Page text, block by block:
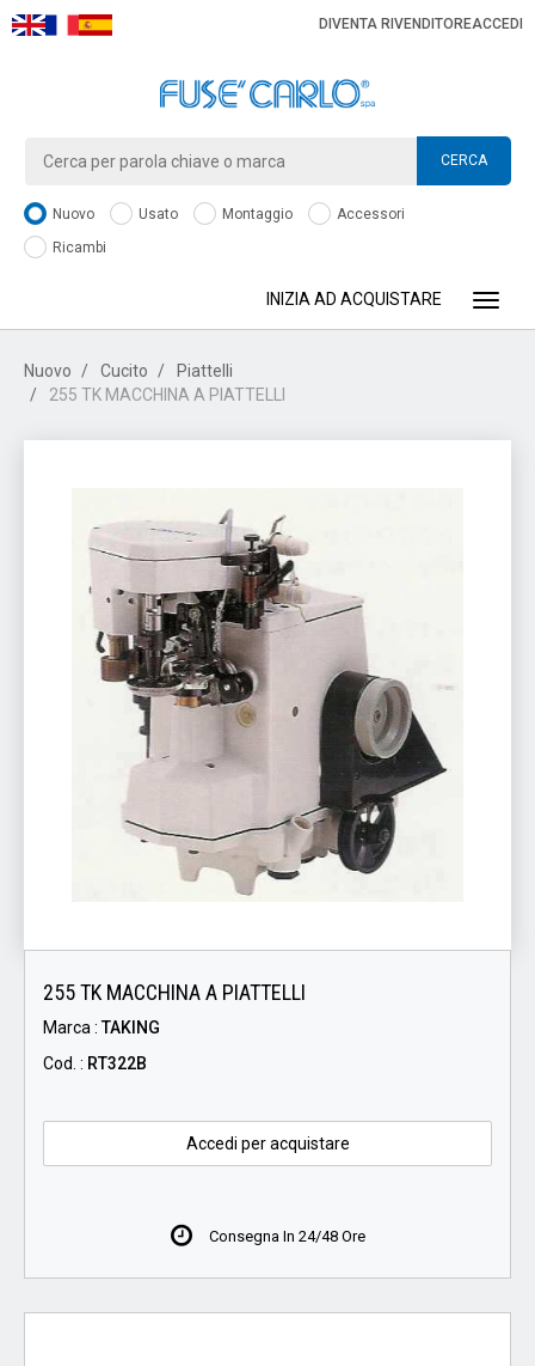
DIVENTA RIVENDITOREACCEDI
CERCA
Nuovo Usato Montaggio
Accessori
Ricambi
INIZIA AD ACQUISTARE
Nuovo Cucito
Piattelli
255 TK MACCHINA A PIATTELLI
255 TK MACCHINA A PIATTELLI
Marca :TAKING
Cod. : RT322B
Accedi per acquistare
Consegna In 24/48 Ore